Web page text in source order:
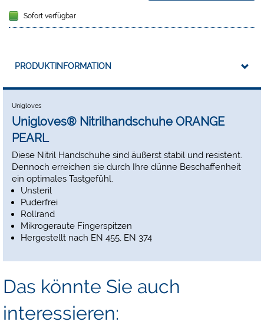
Sofort verfügbar
PRODUKTINFORMATION
Unigloves
Unigloves® Nitrilhandschuhe ORANGE
PEARL
Diese Nitril Handschuhe sind äußerst stabil und resistent.
Dennoch erreichen sie durch Ihre dünne Beschaffenheit
ein optimales Tastgefühl.
Unsteril
Puderfrei
Rollrand
Mikrogeraute Fingerspitzen
Hergestellt nach EN 455, EN 374
Das könnte Sie auch
interessieren: